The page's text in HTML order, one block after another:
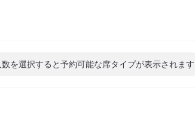
を選択すると予約可能な席タイプが表示されます